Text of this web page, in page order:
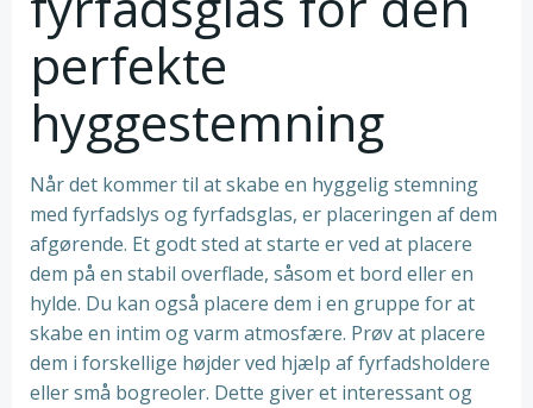
perfekte
hyggestemning
Når det kommer til at skabe en hyggelig stemning
med fyrfadslys og fyrfadsglas, er placeringen af dem
afgørende. Et godt sted at starte er ved at placere
dem på en stabil overflade, såsom et bord eller en
hylde. Du kan også placere dem i en gruppe for at
skabe en intim og varm atmosfære. Prøv at placere
dem i forskellige højder ved hjælp af fyrfadsholdere
eller små bogreoler. Dette giver et interessant og